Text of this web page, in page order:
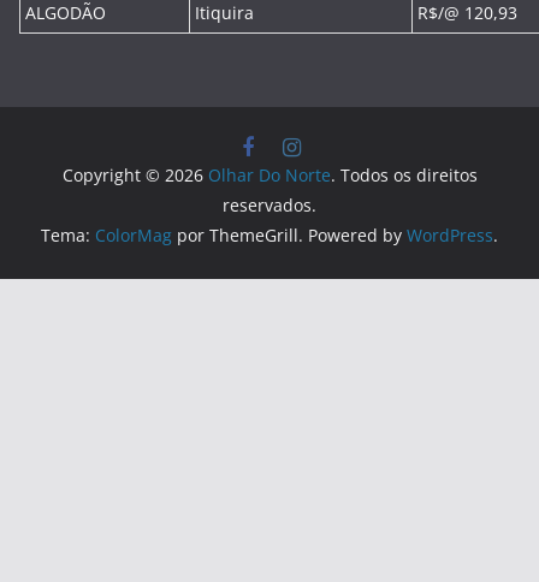
ALGODÃO
Itiquira R$/@ 120,93
Copyright © 2026 Olhar Do Norte. Todos os direitos
reservados.
Tema: ColorMag por ThemeGrill. Powered by WordPress.